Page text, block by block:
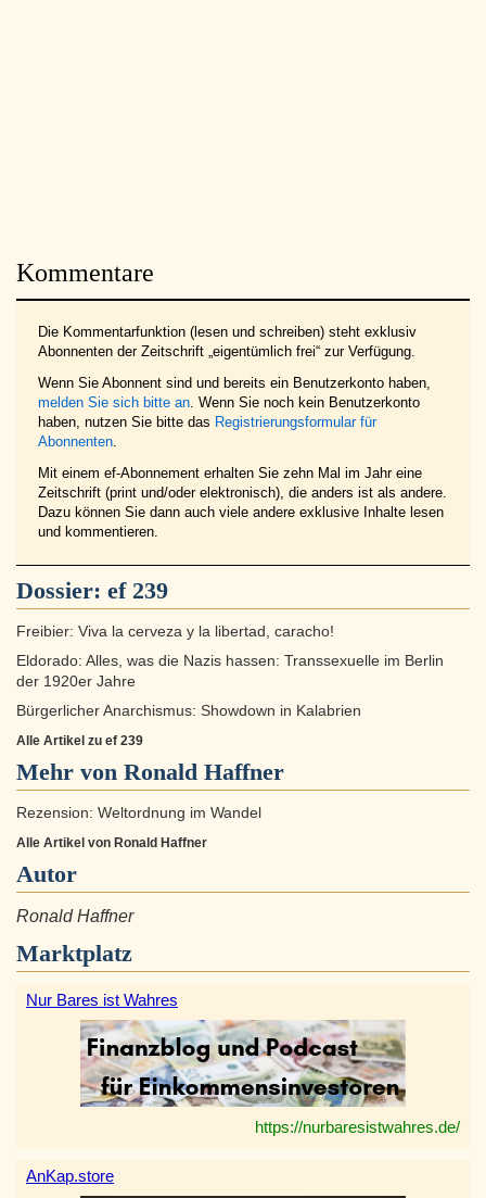
Kommentare
Die Kommentarfunktion (lesen und schreiben) steht exklusiv
Abonnenten der Zeitschrift „eigentümlich frei“ zur Verfügung.
Wenn Sie Abonnent sind und bereits ein Benutzerkonto haben,
melden Sie sich bitte an. Wenn Sie noch kein Benutzerkonto
haben, nutzen Sie bitte das Registrierungsformular für
Abonnenten.
Mit einem ef-Abonnement erhalten Sie zehn Mal im Jahr eine
Zeitschrift (print und/oder elektronisch), die anders ist als andere.
Dazu können Sie dann auch viele andere exklusive Inhalte lesen
und kommentieren.
Dossier: ef 239
Freibier: Viva la cerveza y la libertad, caracho!
Eldorado: Alles, was die Nazis hassen: Transsexuelle im Berlin
der 1920er Jahre
Bürgerlicher Anarchismus: Showdown in Kalabrien
Alle Artikel zu ef 239
Mehr von Ronald Haffner
Rezension: Weltordnung im Wandel
Alle Artikel von Ronald Haffner
Autor
Ronald Haffner
Marktplatz
Nur Bares ist Wahres
https://nurbaresistwahres.de/
AnKap.store